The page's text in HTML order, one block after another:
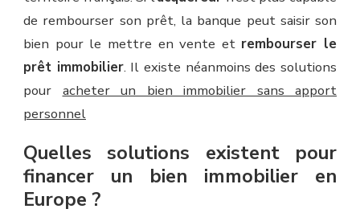
de rembourser son prêt, la banque peut saisir son
bien pour le mettre en vente et rembourser le
prêt immobilier. Il existe néanmoins des solutions
pour acheter un bien immobilier sans apport
personnel
Quelles solutions existent pour
financer un bien immobilier en
Europe ?